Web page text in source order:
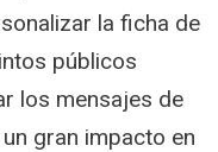
la ficha de
públicos
los mensajes de
gran impacto en